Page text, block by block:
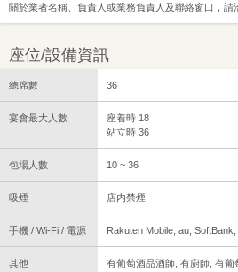
關於業者名稱、負責人或業務負責人及聯絡窗口，請
座位/設備資訊
總席數 36
宴會最大人數
座着時 18
站立時 36
包場人數 10 ~ 36
吸煙 店内禁煙
手機 / Wi-Fi / 電源 Rakuten Mobile, au,
其他 有葡萄酒品酒師, 有廚師, 有葡